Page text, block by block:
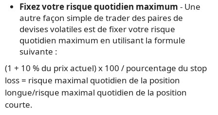
Fixez votre risque quotidien maximum - Une
autre façon simple de trader des paires de
devises volatiles est de fixer votre risque
quotidien maximum en utilisant la formule
suivante :
(1 + 10 % du prix actuel) x 100 / pourcentage du stop
loss = risque maximal quotidien de la position
longue/risque maximal quotidien de la position
courte.